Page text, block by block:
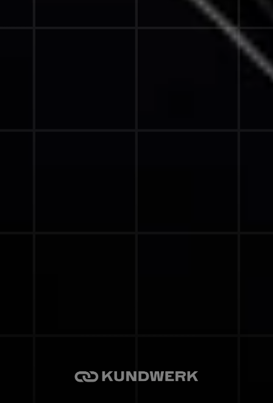
VERTRAUEN VON FÜHRENDEN MARKEN